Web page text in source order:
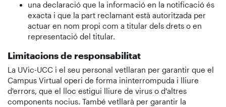
una declaració que la informació en la notificació és
exacta i que la part reclamant està autoritzada per
actuar en nom propi com a titular dels drets o en
representació del titular.
Limitacions de responsabilitat
La UVic-UCC i el seu personal vetllaran per garantir que el
Campus Virtual operi de forma ininterrompuda i lliure
d'errors, que el lloc estigui lliure de virus o d'altres
components nocius. També vetllarà per garantir la